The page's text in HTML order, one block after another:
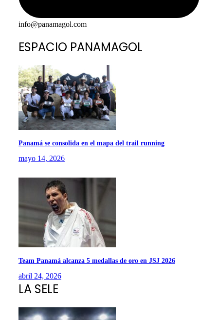
info@panamagol.com
ESPACIO PANAMAGOL
Panamá se consolida en el mapa del trail running
mayo 14, 2026
Team Panamá alcanza 5 medallas de oro en JSJ 2026
abril 24, 2026
LA SELE